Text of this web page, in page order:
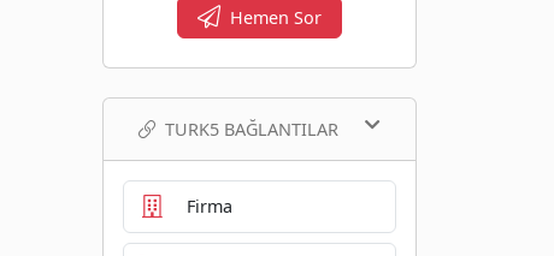
Hemen Sor
TURK5 BAĞLANTILAR
Firma